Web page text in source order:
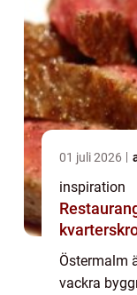
01 juli 2026
inspiration
Restaurang
Östermalm
vackra